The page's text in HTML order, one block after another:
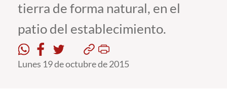
Pregrado
Postgrado
Formación Continua
tierra de forma natural, en el
patio del establecimiento.
Lunes 19 de octubre de 2015